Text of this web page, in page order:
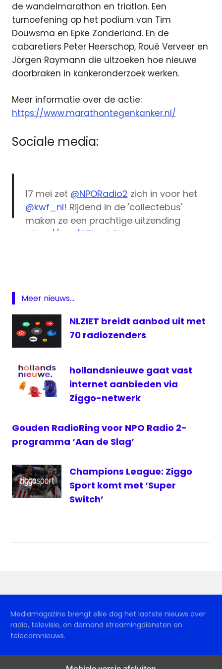
de wandelmarathon en triatlon. Een
turnoefening op het podium van Tim
Douwsma en Epke Zonderland. En de
cabaretiers Peter Heerschop, Roué Verveer en
Jörgen Raymann die uitzoeken hoe nieuwe
doorbraken in kankeronderzoek werken.
Meer informatie over de actie:
https://www.marathontegenkanker.nl/
Sociale media:
17 mei zet @NPORadio2 zich in voor het
@kwf_nl! Rijdend in de 'collectebus'
maken ze een prachtige uitzending
https://t.co/2TIvg4rRYz
1
Radio
Radio
televisie
Meer nieuws...
NLZIET breidt aanbod uit met
70 radiozenders
hollandsnieuwe gaat vast
internet aanbieden via
Ziggo-netwerk
Gouden RadioRing voor NPO Radio 2-
programma ‘Aan de Slag’
Champions League: Ziggo
Sport komt met ‘Super
Switch’
Mediamagazine brengt elke dag het laatste nieuws over
radio, televisie, on demand streamingdiensten en
telecomnieuws.